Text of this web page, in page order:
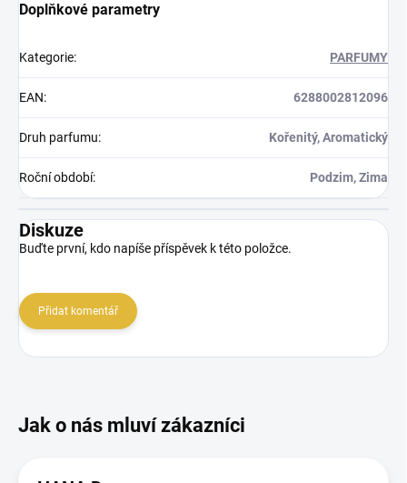
Doplňkové parametry
Kategorie: PARFUMY
EAN: 6288002812096
Druh parfumu: Kořenitý, Aromatický
Roční období: Podzim, Zima
Diskuze
Buďte první, kdo napíše příspěvek k této položce.
Přidat komentář